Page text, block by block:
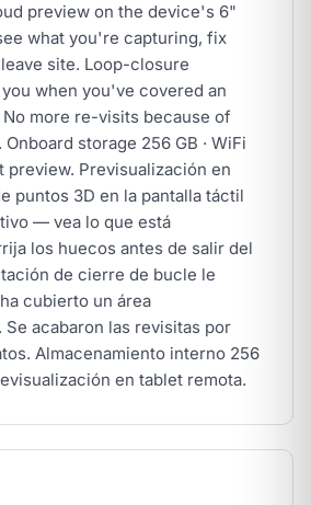
preview on the device's 6"
what you're capturing, fix
site. Loop-closure
when you've covered an
more re-visits because of
storage 256 GB · WiFi
preview. Previsualización en
puntos 3D en la pantalla táctil
— vea lo que está
los huecos antes de salir del
de cierre de bucle le
cubierto un área
acabaron las revisitas por
Almacenamiento interno 256
en tablet remota.